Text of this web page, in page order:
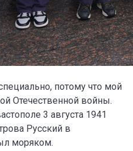
потому что мой
Отечественной войны.
3 августа 1941
Русский в
моряком.